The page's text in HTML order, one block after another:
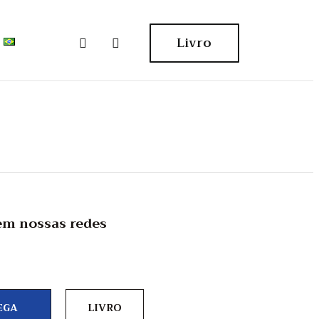
Livro
nossas redes
LIVRO